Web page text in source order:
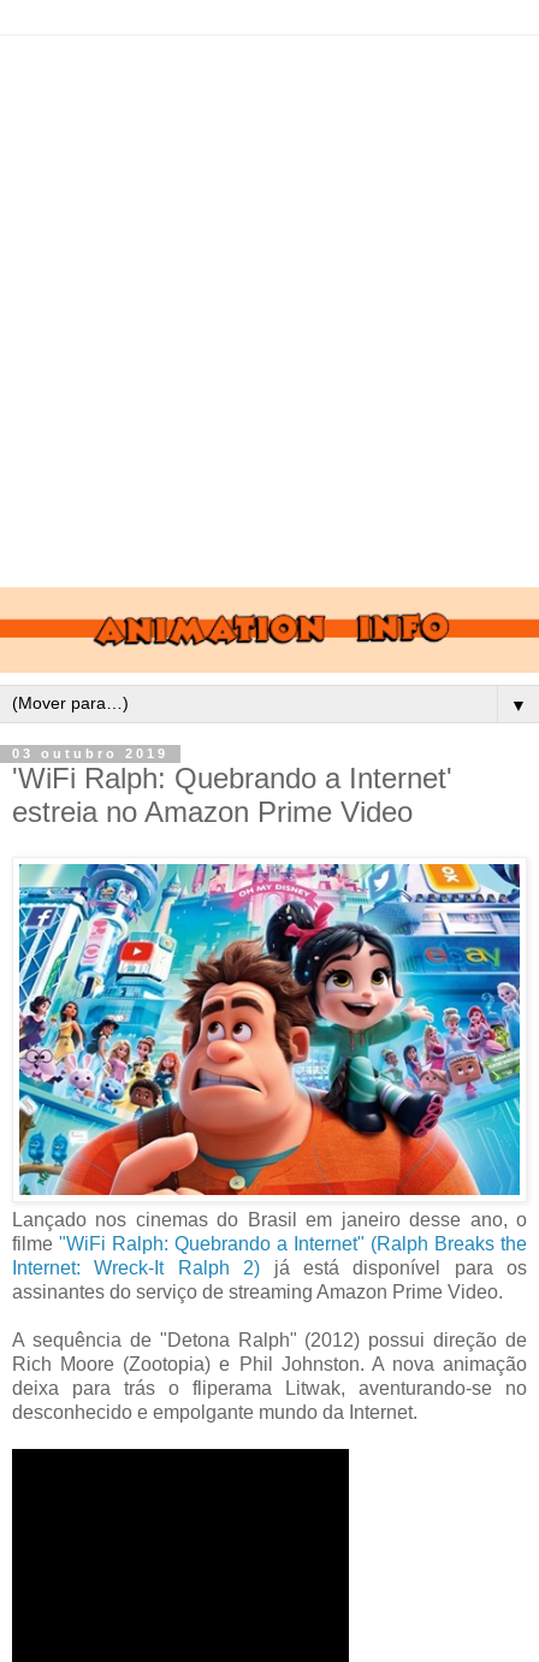
▼
03 outubro 2019
'WiFi Ralph: Quebrando a Internet'
estreia no Amazon Prime Video
Lançado nos cinemas do Brasil em janeiro desse ano, o
filme "WiFi Ralph: Quebrando a Internet" (Ralph Breaks the
Internet: Wreck-It Ralph 2) já está disponível para os
assinantes do serviço de streaming Amazon Prime Video.
A sequência de "Detona Ralph" (2012) possui direção de
Rich Moore (Zootopia) e Phil Johnston. A nova animação
deixa para trás o fliperama Litwak, aventurando-se no
desconhecido e empolgante mundo da Internet.